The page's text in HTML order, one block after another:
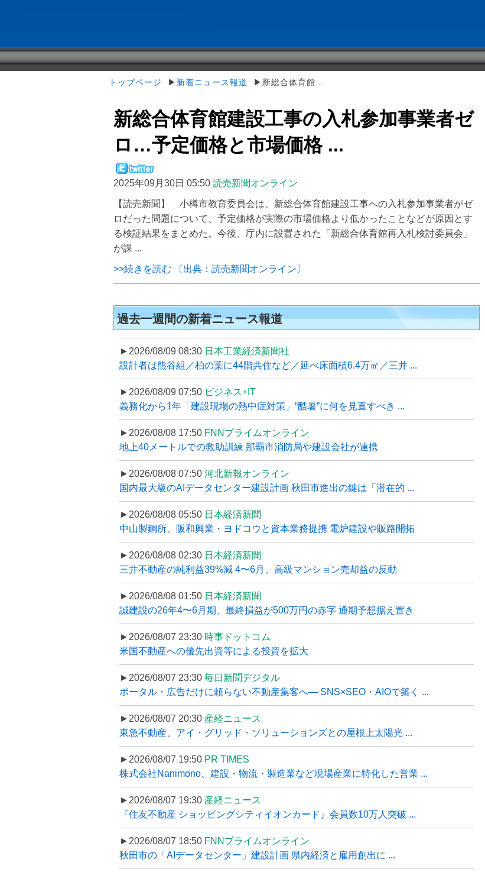
トップページ ▶ 新着ニュース報道 ▶新総合体育館...
新総合体育館建設工事の入札参加事業者ゼ
ロ…予定価格と市場価格 ...
2025年09月30日 05:50 読売新聞オンライン
【読売新聞】 小樽市教育委員会は、新総合体育館建設工事への入札参加事業者がゼ
ロだった問題について、予定価格が実際の市場価格より低かったことなどが原因とす
る検証結果をまとめた。今後、庁内に設置された「新総合体育館再入札検討委員会」
が課 ...
>>続きを読む 〔出典：読売新聞オンライン〕
過去一週間の新着ニュース報道
►2026/08/09 08:30 日本工業経済新聞社
設計者は熊谷組／柏の葉に44階共住など／延べ床面積6.4万㎡／三井 ...
►2026/08/09 07:50 ビジネス+IT
義務化から1年「建設現場の熱中症対策」“酷暑”に何を見直すべき ...
►2026/08/08 17:50 FNNプライムオンライン
地上40メートルでの救助訓練 那覇市消防局や建設会社が連携
►2026/08/08 07:50 河北新報オンライン
国内最大級のAIデータセンター建設計画 秋田市進出の鍵は「潜在的 ...
►2026/08/08 05:50 日本経済新聞
中山製鋼所、阪和興業・ヨドコウと資本業務提携 電炉建設や販路開拓
►2026/08/08 02:30 日本経済新聞
三井不動産の純利益39%減 4〜6月、高級マンション売却益の反動
►2026/08/08 01:50 日本経済新聞
誠建設の26年4〜6月期、最終損益が500万円の赤字 通期予想据え置き
►2026/08/07 23:30 時事ドットコム
米国不動産への優先出資等による投資を拡大
►2026/08/07 23:30 毎日新聞デジタル
ポータル・広告だけに頼らない不動産集客へ― SNS×SEO・AIOで築く ...
►2026/08/07 20:30 産経ニュース
東急不動産、アイ・グリッド・ソリューションズとの屋根上太陽光 ...
►2026/08/07 19:50 PR TIMES
株式会社Nanimono、建設・物流・製造業など現場産業に特化した営業 ...
►2026/08/07 19:30 産経ニュース
『住友不動産 ショッピングシティイオンカード』会員数10万人突破 ...
►2026/08/07 18:50 FNNプライムオンライン
秋田市の「AIデータセンター」建設計画 県内経済と雇用創出に ...